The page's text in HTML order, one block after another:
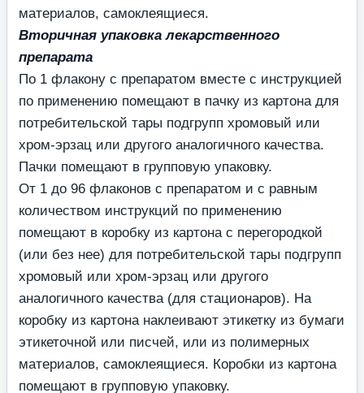
материалов, самоклеящиеся.
Вторичная упаковка лекарственного
препарата
По 1 флакону с препаратом вместе с инструкцией
по применению помещают в пачку из картона для
потребительской тары подгрупп хромовый или
хром-эрзац или другого аналогичного качества.
Пачки помещают в групповую упаковку.
От 1 до 96 флаконов с препаратом и с равным
количеством инструкций по применению
помещают в коробку из картона с перегородкой
(или без нее) для потребительской тары подгрупп
хромовый или хром-эрзац или другого
аналогичного качества (для стационаров). На
коробку из картона наклеивают этикетку из бумаги
этикеточной или писчей, или из полимерных
материалов, самоклеящиеся. Коробки из картона
помещают в групповую упаковку.